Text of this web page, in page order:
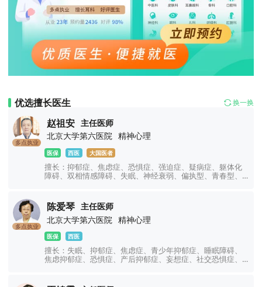
优选擅长医生 换一换
多点执业
赵祖安
主任医师
北京大学第六医院
精神心理
医保 西医 大国医者
擅长：抑郁症、焦虑症、恐惧症、强迫症、疑病症、躯体化
障碍、双相情感障碍、失眠、神经衰弱、偏执型、青春型、
神心理、睡眠障碍科、躁狂症、恐惧症、神经官能症、植物
神经紊乱、头痛头晕、更年期综合征、心理咨询、注意力不
集中、网瘾、青少年厌学叛逆等青少年儿童心理问题。
多点执业
陈爱琴
主任医师
北京大学第六医院
精神心理
医保 西医
擅长：失眠、抑郁症、焦虑症、青少年抑郁症、睡眠障碍、
焦虑抑郁症、恐惧症、产后抑郁症、妄想症、社交恐惧症、